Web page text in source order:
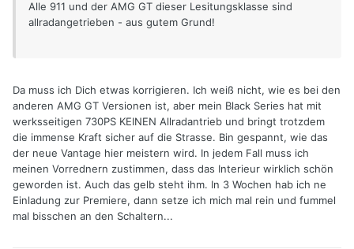
Alle 911 und der AMG GT dieser Lesitungsklasse sind
allradangetrieben - aus gutem Grund!
Da muss ich Dich etwas korrigieren. Ich weiß nicht, wie es bei den
anderen AMG GT Versionen ist, aber mein Black Series hat mit
werksseitigen 730PS KEINEN Allradantrieb und bringt trotzdem
die immense Kraft sicher auf die Strasse. Bin gespannt, wie das
der neue Vantage hier meistern wird. In jedem Fall muss ich
meinen Vorrednern zustimmen, dass das Interieur wirklich schön
geworden ist. Auch das gelb steht ihm. In 3 Wochen hab ich ne
Einladung zur Premiere, dann setze ich mich mal rein und fummel
mal bisschen an den Schaltern...